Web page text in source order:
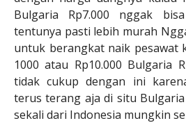
Bulgaria Rp7.000 nggak
tentunya pasti lebih murah
untuk berangkat naik pesawat
1000 atau Rp10.000 Bulgaria
tidak cukup dengan ini
terus terang aja di situ
sekali dari Indonesia mungkin